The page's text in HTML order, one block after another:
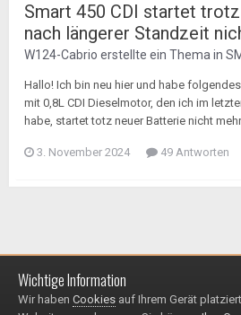
Smart 450 CDI startet
nach längerer Standzeit
W124-Cabrio erstellte ein Thema in
Hallo! Ich bin neu hier und habe
mit 0,8L CDI Dieselmotor, den ich im
habe, startet totz neuer Batterie nicht
3. November 2024 49 Antworten
Impressum /
© 1999 - 2025
Wichtige Information
Wir haben Cookies auf Ihrem Gerät